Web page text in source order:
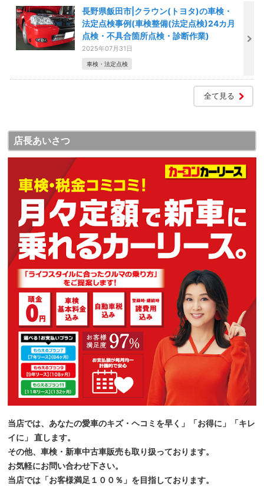
長野県飯田市|クラウン(トヨタ)の車検・
法定点検事例(車検整備(法定点検)24カ月
点検・不具合箇所点検・診断作業)
2025年07月31日
車検・法定点検
全て見る
店長あいさつ
当店では、あなたの愛車のキズ・ヘコミを早く」「お得に」「キレ
イに」 直します。
その他、車検・新車中古車販売も取り扱っております。
お気軽にお問い合わせ下さい。
当店では「お客様満足１００％」を目指しております。